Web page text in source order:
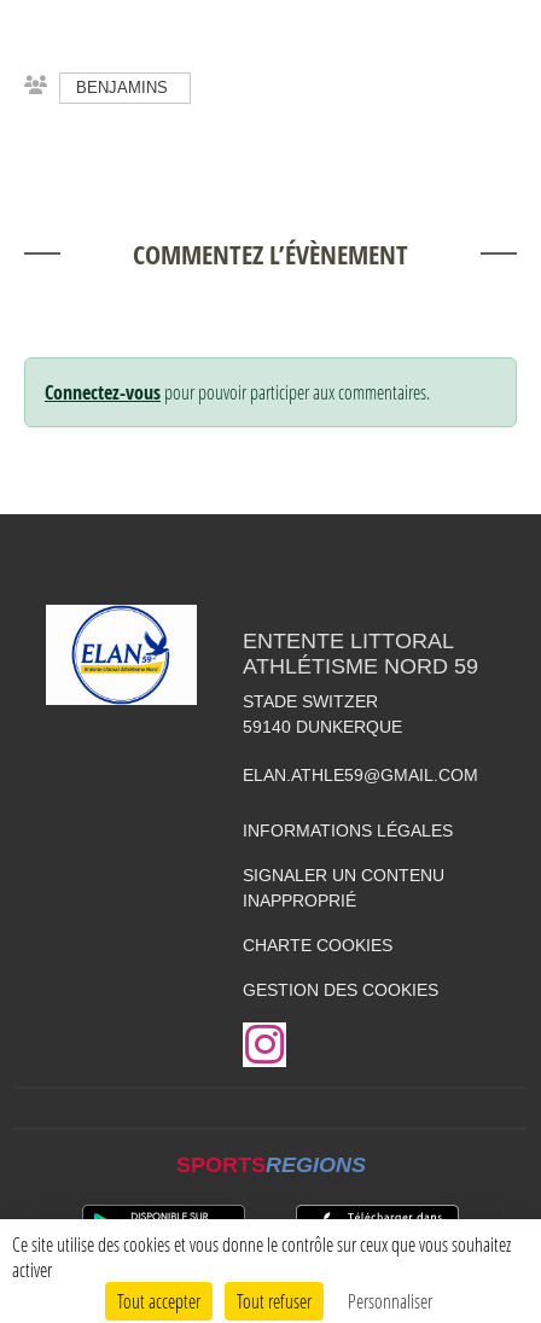
BENJAMINS
COMMENTEZ L’ÉVÈNEMENT
Connectez-vouspour pouvoir participer aux commentaires.
ENTENTE LITTORAL
ATHLÉTISME NORD 59
STADE SWITZER
59140 DUNKERQUE
ELAN.ATHLE59@GMAIL.COM
INFORMATIONS LÉGALES
SIGNALER UN CONTENU
INAPPROPRIÉ
CHARTE COOKIES
GESTION DES COOKIES
SPORTSREGIONS
Envie de participer ? CONNEXION
Ce site utilise des cookies et vous donne le contrôle sur ceux que vous souhaitez
activer
Tout accepter
Tout refuser Personnaliser